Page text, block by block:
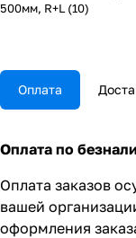
500мм, R+L (10)
Оплата
Оплата по
Оплата заказов
вашей
оформления